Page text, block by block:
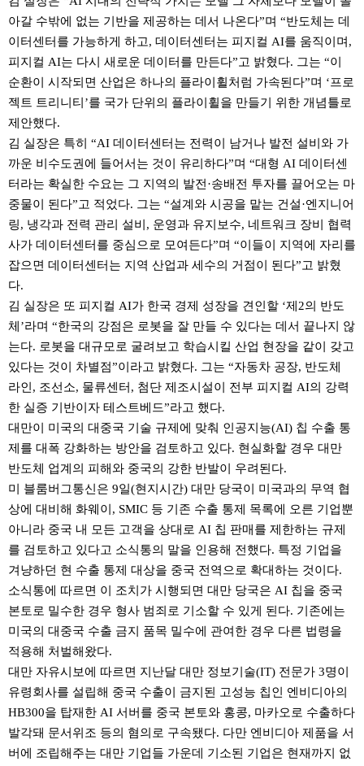
아갈 수밖에 없는 기반을 제공하는 데서 나온다”며 “반도체는 데
이터센터를 가능하게 하고, 데이터센터는 피지컬 AI를 움직이며,
피지컬 AI는 다시 새로운 데이터를 만든다”고 밝혔다. 그는 “이
순환이 시작되면 산업은 하나의 플라이휠처럼 가속된다”며 ‘프로
젝트 트리니티’를 국가 단위의 플라이휠을 만들기 위한 개념틀로
제안했다.
김 실장은 특히 “AI 데이터센터는 전력이 남거나 발전 설비와 가
까운 비수도권에 들어서는 것이 유리하다”며 “대형 AI 데이터센
터라는 확실한 수요는 그 지역의 발전·송배전 투자를 끌어오는 마
중물이 된다”고 적었다. 그는 “설계와 시공을 맡는 건설·엔지니어
링, 냉각과 전력 관리 설비, 운영과 유지보수, 네트워크 장비 협력
사가 데이터센터를 중심으로 모여든다”며 “이들이 지역에 자리를
잡으면 데이터센터는 지역 산업과 세수의 거점이 된다”고 밝혔
다.
김 실장은 또 피지컬 AI가 한국 경제 성장을 견인할 ‘제2의 반도
체’라며 “한국의 강점은 로봇을 잘 만들 수 있다는 데서 끝나지 않
는다. 로봇을 대규모로 굴려보고 학습시킬 산업 현장을 같이 갖고
있다는 것이 차별점”이라고 밝혔다. 그는 “자동차 공장, 반도체
라인, 조선소, 물류센터, 첨단 제조시설이 전부 피지컬 AI의 강력
한 실증 기반이자 테스트베드”라고 했다.
대만이 미국의 대중국 기술 규제에 맞춰 인공지능(AI) 칩 수출 통
제를 대폭 강화하는 방안을 검토하고 있다. 현실화할 경우 대만
반도체 업계의 피해와 중국의 강한 반발이 우려된다.
미 블룸버그통신은 9일(현지시간) 대만 당국이 미국과의 무역 협
상에 대비해 화웨이, SMIC 등 기존 수출 통제 목록에 오른 기업뿐
아니라 중국 내 모든 고객을 상대로 AI 칩 판매를 제한하는 규제
를 검토하고 있다고 소식통의 말을 인용해 전했다. 특정 기업을
겨냥하던 현 수출 통제 대상을 중국 전역으로 확대하는 것이다.
소식통에 따르면 이 조치가 시행되면 대만 당국은 AI 칩을 중국
본토로 밀수한 경우 형사 범죄로 기소할 수 있게 된다. 기존에는
미국의 대중국 수출 금지 품목 밀수에 관여한 경우 다른 법령을
적용해 처벌해왔다.
대만 자유시보에 따르면 지난달 대만 정보기술(IT) 전문가 3명이
유령회사를 설립해 중국 수출이 금지된 고성능 칩인 엔비디아의
HB300을 탑재한 AI 서버를 중국 본토와 홍콩, 마카오로 수출하다
발각돼 문서위조 등의 혐의로 구속됐다. 다만 엔비디아 제품을 서
버에 조립해주는 대만 기업들 가운데 기소된 기업은 현재까지 없